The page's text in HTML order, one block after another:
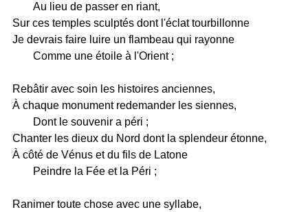
Au lieu de passer en riant,
Sur ces temples sculptés dont l'éclat tourbillonne
Je devrais faire luire un flambeau qui rayonne
Comme une étoile à l'Orient ;
Rebâtir avec soin les histoires anciennes,
À chaque monument redemander les siennes,
Dont le souvenir a péri ;
Chanter les dieux du Nord dont la splendeur étonne,
À côté de Vénus et du fils de Latone
Peindre la Fée et la Péri ;
Ranimer toute chose avec une syllabe,